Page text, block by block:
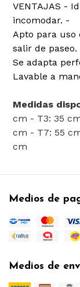
VENTAJAS -
incomodar. -
Apto para uso
salir de paseo.
Se adapta
Lavable a
Medidas
cm - T3: 35
cm - T7: 55
cm
Medios de
Medios de